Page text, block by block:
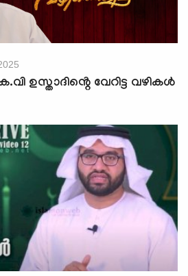
ഉസ്താദിൻ്റെ വേറിട്ട വഴികൾ